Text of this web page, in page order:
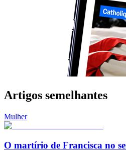
Artigos semelhantes
Mulher
O martírio de Francisca no